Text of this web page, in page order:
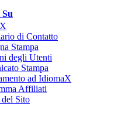
di Contatto
Stampa
degli Utenti
Stampa
ad IdiomaX
Affiliati
Sito